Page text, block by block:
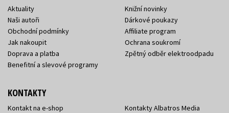
Aktuality
Naši autoři
Obchodní podmínky
Jak nakoupit
Doprava a platba
Benefitní a slevové programy
Knižní novinky
Dárkové poukazy
Affiliate program
Ochrana soukromí
Zpětný odběr elektroodpadu
KONTAKTY
Kontakt na e-shop
Kontakty Albatros Media